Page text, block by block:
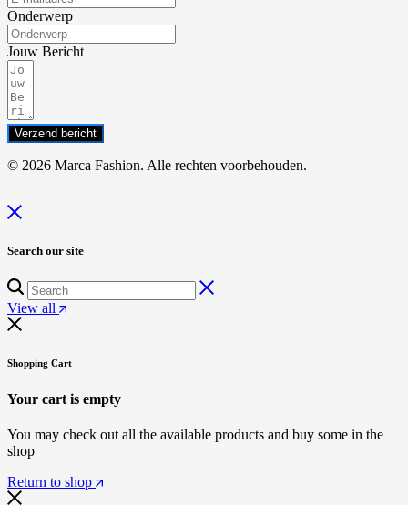
Onderwerp
Jouw Bericht
Verzend bericht
© 2026 Marca Fashion. Alle rechten voorbehouden.
Search our site
View all
Shopping Cart
Your cart is empty
You may check out all the available products and buy some in the
shop
Return to shop